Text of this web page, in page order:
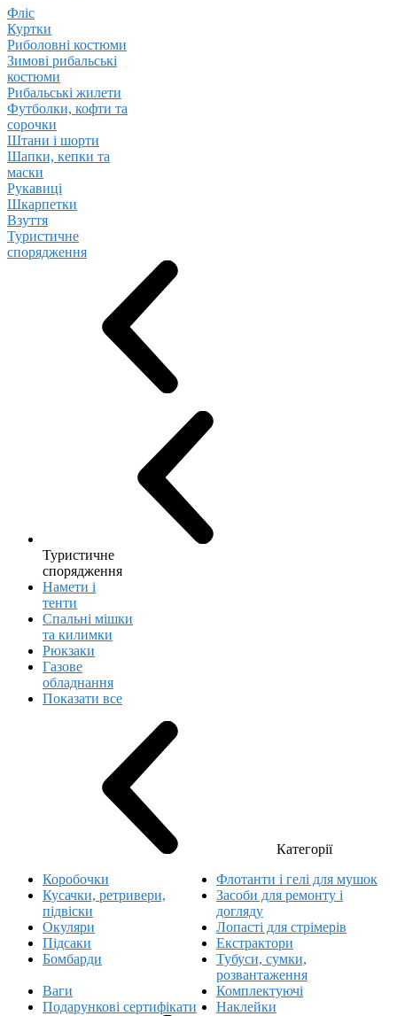
Фліс
Куртки
Риболовні костюми
Зимові рибальські
костюми
Рибальські жилети
Футболки, кофти та
сорочки
Штани і шорти
Шапки, кепки та
маски
Рукавиці
Шкарпетки
Взуття
Туристичне
спорядження
Туристичне
спорядження
Намети і
тенти
Спальні мішки
та килимки
Рюкзаки
Газове
обладнання
Показати все
Категорії
Коробочки
Флотанти і гелі для мушок
Кусачки, ретривери,
підвіски
Засоби для ремонту і
догляду
Окуляри
Лопасті для стрімерів
Підсаки
Екстрактори
Бомбарди
Тубуси, сумки,
розвантаження
Ваги
Комплектуючі
Подарункові сертифікати
Наклейки